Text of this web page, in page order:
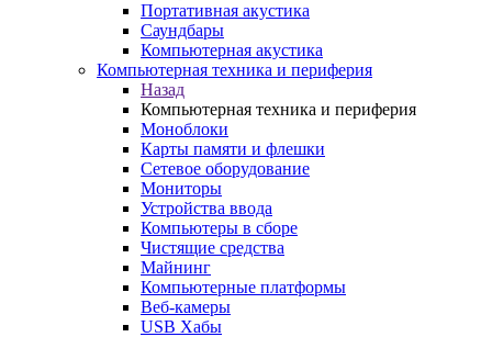
Портативная акустика
Саундбары
Компьютерная акустика
Компьютерная техника и периферия
Назад
Компьютерная техника и периферия
Моноблоки
Карты памяти и флешки
Сетевое оборудование
Мониторы
Устройства ввода
Компьютеры в сборе
Чистящие средства
Майнинг
Компьютерные платформы
Веб-камеры
USB Хабы